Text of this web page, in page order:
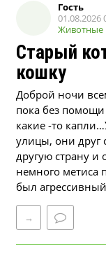
Гость
01.08.2026
Животные
Старый
кошку
Доброй ночи
пока без помощи
какие -то
улицы, они друг
другую страну и
немного метиса
был
→